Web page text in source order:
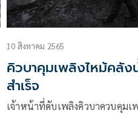
10 สิงหาคม 2565
คิวบาคุมเพลิงไหม้คลั
สำเร็จ
เจ้าหน้าที่ดับเพลิงคิวบาควบคุมเ